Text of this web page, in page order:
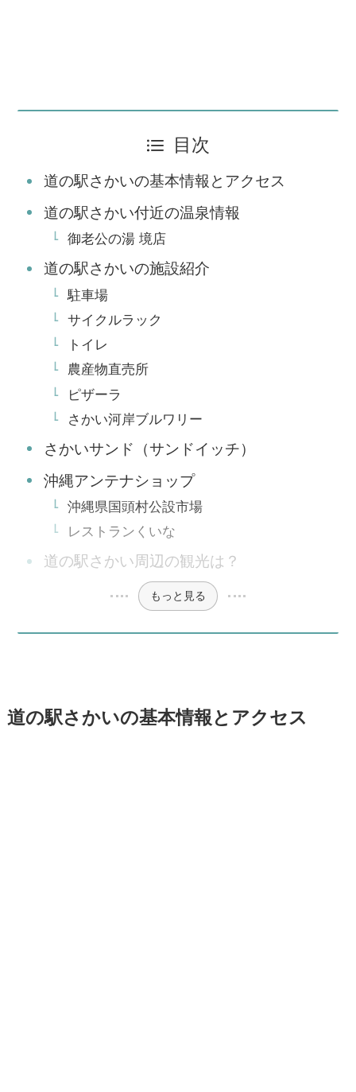
目次
道の駅さかいの基本情報とアクセス
道の駅さかい付近の温泉情報
御老公の湯 境店
道の駅さかいの施設紹介
駐車場
サイクルラック
トイレ
農産物直売所
ピザーラ
さかい河岸ブルワリー
さかいサンド（サンドイッチ）
沖縄アンテナショップ
沖縄県国頭村公設市場
レストランくいな
道の駅さかい周辺の観光は？
もっと見る
道の駅さかいの基本情報とアクセス